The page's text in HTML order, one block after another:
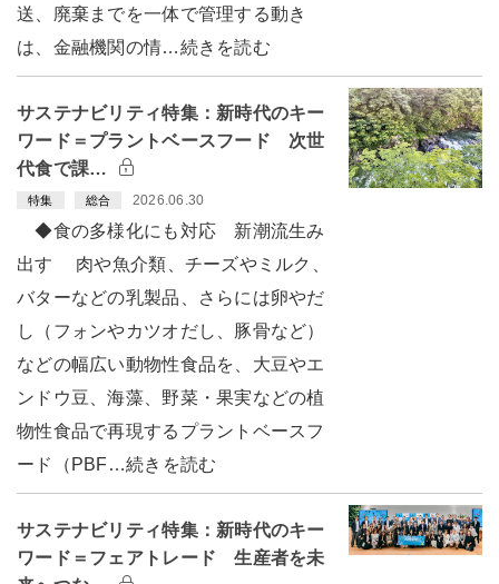
送、廃棄までを一体で管理する動き
は、金融機関の情…続きを読む
サステナビリティ特集：新時代のキー
ワード＝プラントベースフード 次世
代食で課…
特集 総合 2026.06.30
◆食の多様化にも対応 新潮流生み
出す 肉や魚介類、チーズやミルク、
バターなどの乳製品、さらには卵やだ
し（フォンやカツオだし、豚骨など）
などの幅広い動物性食品を、大豆やエ
ンドウ豆、海藻、野菜・果実などの植
物性食品で再現するプラントベースフ
ード（PBF…続きを読む
サステナビリティ特集：新時代のキー
ワード＝フェアトレード 生産者を未